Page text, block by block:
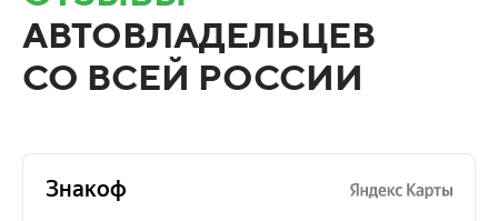
АВТОВЛАДЕЛЬЦЕВ
СО ВСЕЙ РОССИИ